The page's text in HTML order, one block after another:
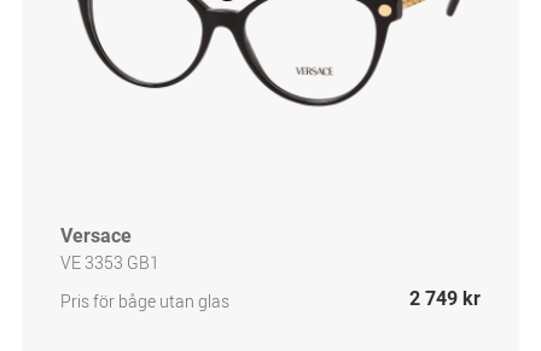
Versace
VE 3353 GB1
Pris för båge utan glas
2 749 kr